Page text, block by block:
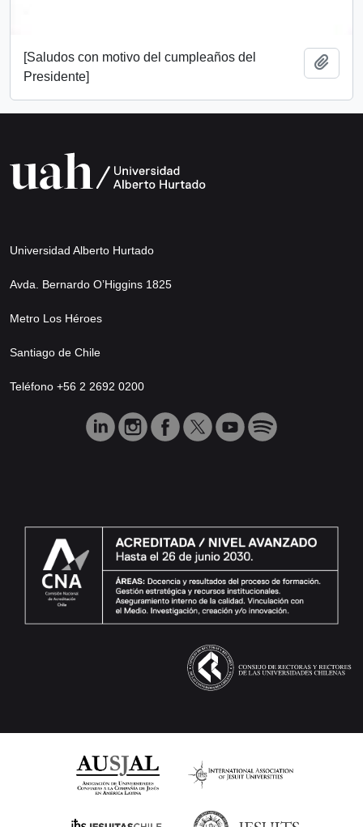
[Saludos con motivo del cumpleaños del
Presidente]
Universidad Alberto Hurtado
Avda. Bernardo O’Higgins 1825
Metro Los Héroes
Santiago de Chile
Teléfono +56 2 2692 0200